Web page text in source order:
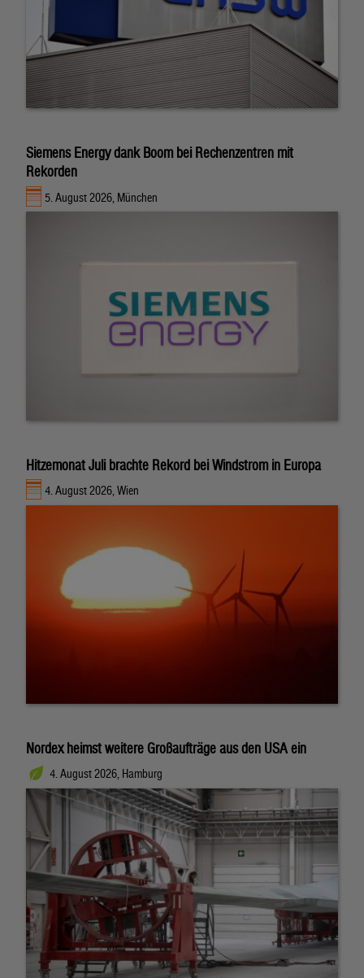
Siemens Energy dank Boom bei Rechenzentren mit
Rekorden
5. August 2026, München
Hitzemonat Juli brachte Rekord bei Windstrom in Europa
4. August 2026, Wien
Nordex heimst weitere Großaufträge aus den USA ein
4. August 2026, Hamburg